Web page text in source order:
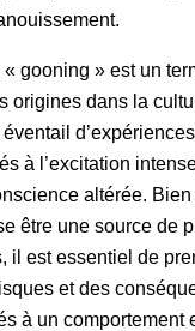
gooning » est un
origines dans la
à l’excitation
altérée.
être une source de
il est essentiel de
et des
à un comportement